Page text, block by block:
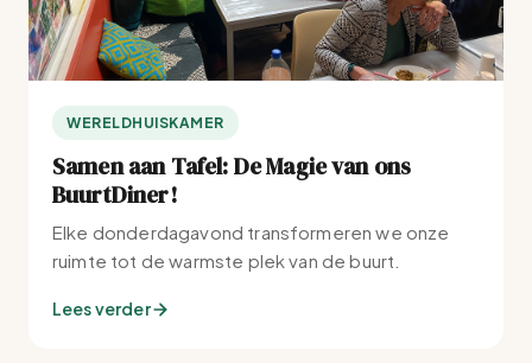
WERELDHUISKAMER
Samen aan Tafel: De Magie van ons
BuurtDiner!
Elke donderdagavond transformeren we onze
ruimte tot de warmste plek van de buurt.
Lees verder